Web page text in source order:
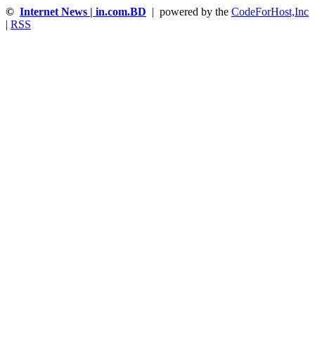
© Internet News | in.com.BD | powered by the CodeForHost,Inc
RSS